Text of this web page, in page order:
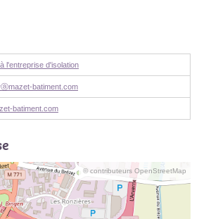
l'entreprise d'isolation
batiment.com
batiment.com
© contributeurs OpenStreetMap